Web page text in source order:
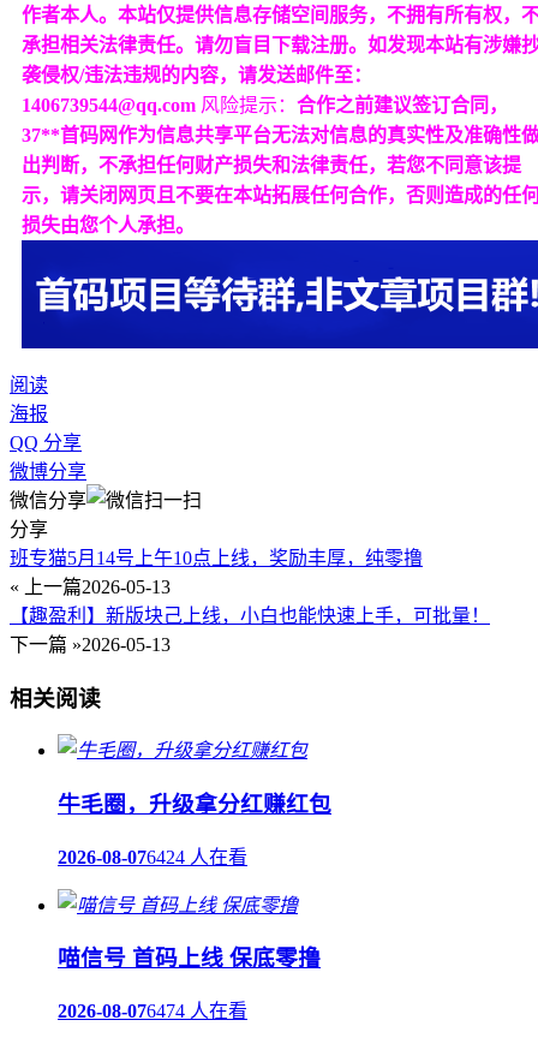
作者本人。本站仅提供信息存储空间服务，不拥有所有权，
承担相关法律责任。请勿盲目下载注册。如发现本站有涉嫌
袭侵权/违法违规的内容，请发送邮件至：
1406739544@qq.com 风险提示： 合作之前建议签订合同，
37**首码网作为信息共享平台无法对信息的真实性及准确性
出判断，不承担任何财产损失和法律责任，若您不同意该提
示，请关闭网页且不要在本站拓展任何合作，否则造成的任
损失由您个人承担。
阅读
海报
QQ 分享
微博分享
微信分享
分享
班专猫5月14号上午10点上线，奖励丰厚，纯零撸
« 上一篇2026-05-13
【趣盈利】新版块己上线，小白也能快速上手，可批量！
下一篇 »2026-05-13
相关阅读
牛毛圈，升级拿分红赚红包
2026-08-076424 人在看
喵信号 首码上线 保底零撸
2026-08-076474 人在看